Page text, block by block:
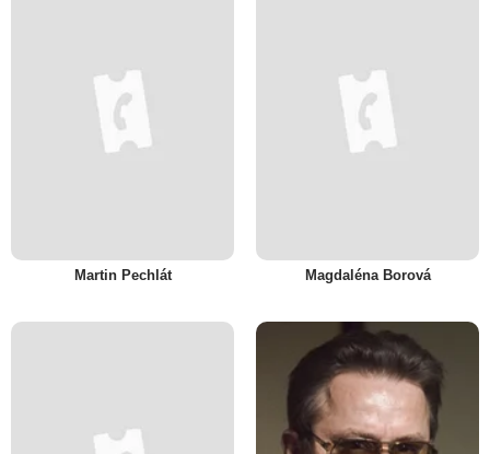
Martin Pechlát Magdaléna Borová